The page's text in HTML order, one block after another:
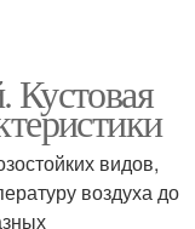
Кустовая
видов,
воздуха до